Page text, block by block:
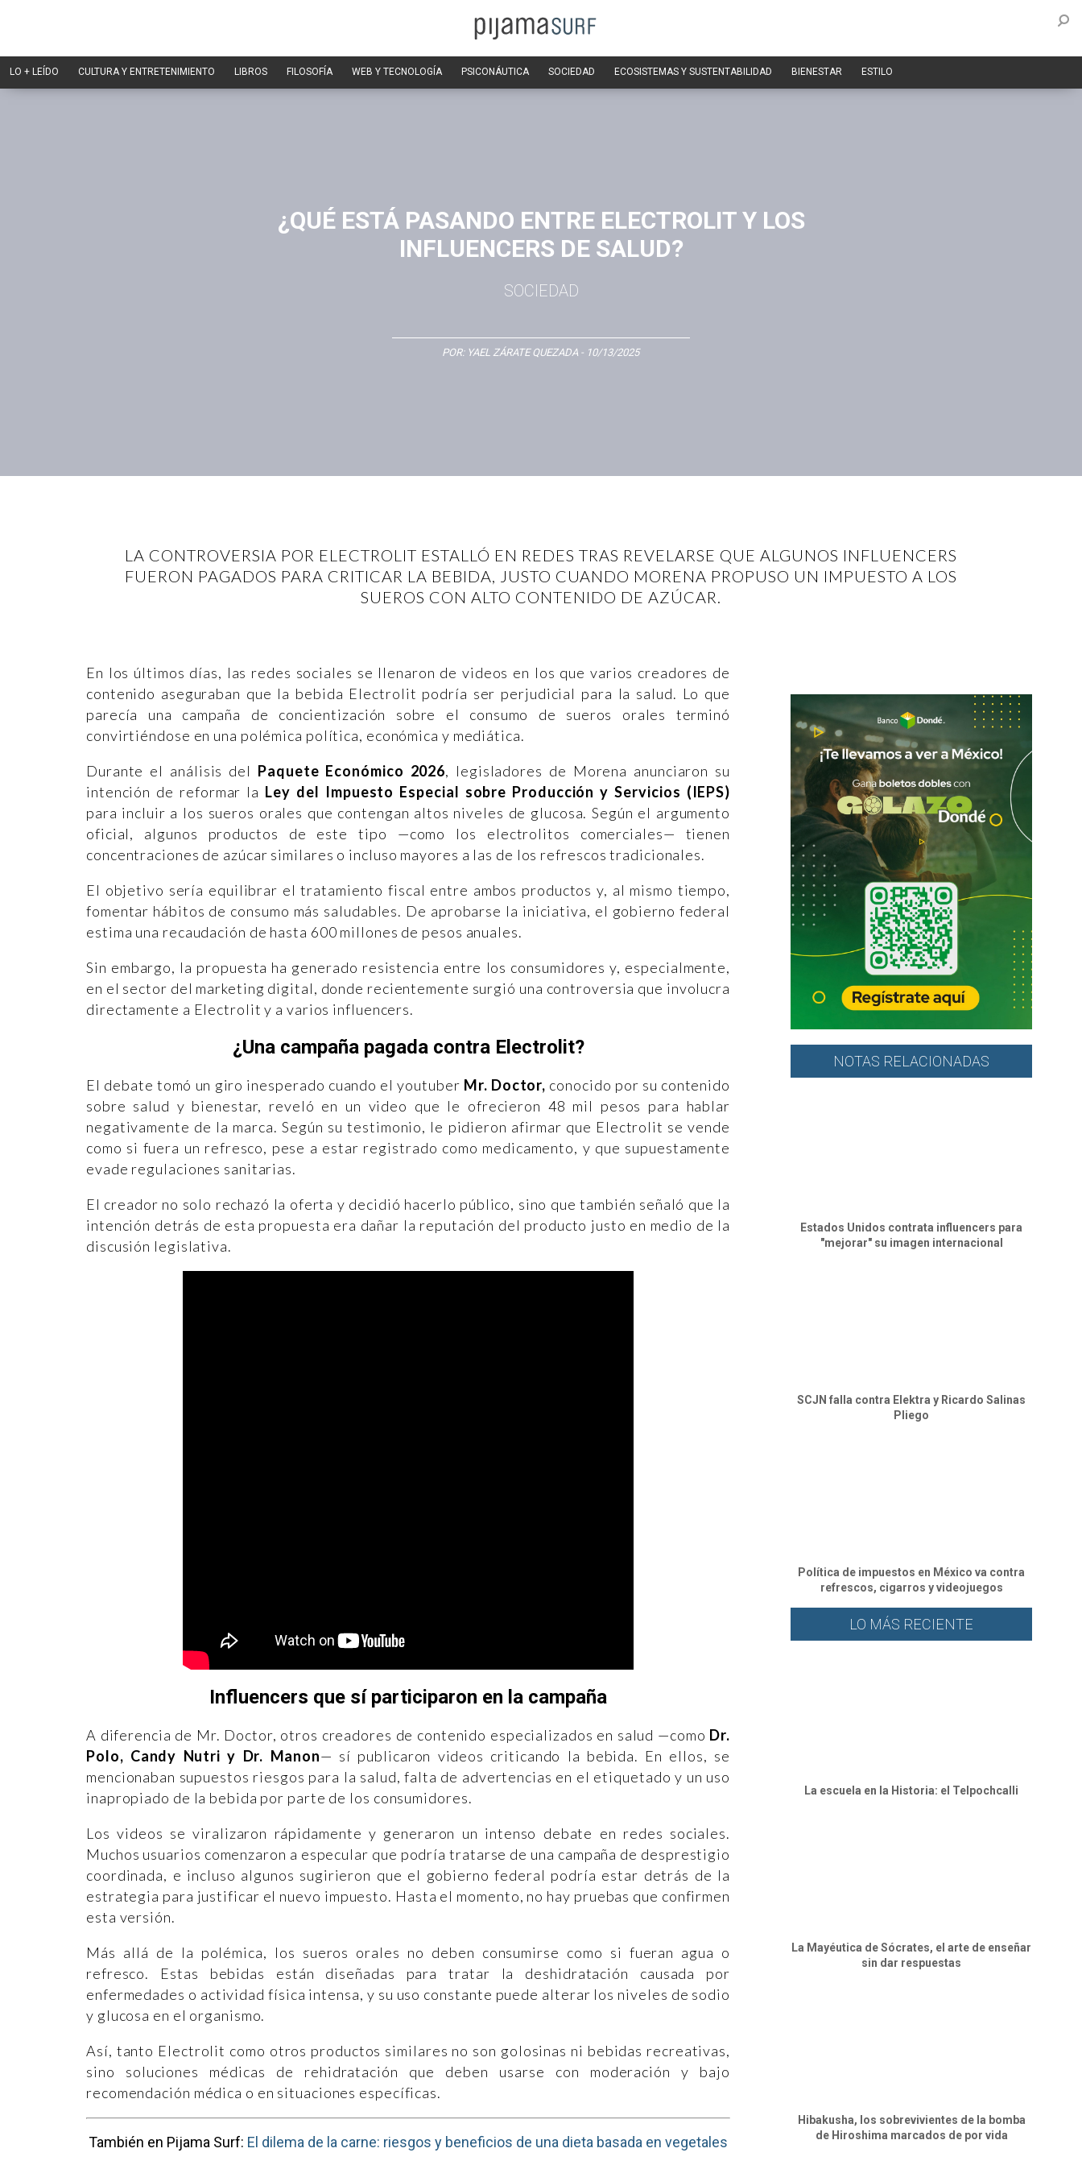
LO + LEÍDO CULTURA Y ENTRETENIMIENTO LIBROS FILOSOFÍA WEB Y TECNOLOGÍA PSICONÁUTICA SOCIEDAD ECOSISTEMAS Y SUSTENTABILIDAD BIENESTAR ESTILO
¿QUÉ ESTÁ PASANDO ENTRE ELECTROLIT Y LOS
INFLUENCERS DE SALUD?
SOCIEDAD
POR: YAEL ZÁRATE QUEZADA - 10/13/2025
LA CONTROVERSIA POR ELECTROLIT ESTALLÓ EN REDES TRAS REVELARSE QUE ALGUNOS INFLUENCERS
FUERON PAGADOS PARA CRITICAR LA BEBIDA, JUSTO CUANDO MORENA PROPUSO UN IMPUESTO A LOS
SUEROS CON ALTO CONTENIDO DE AZÚCAR.
En los últimos días, las redes sociales se llenaron de videos en los que varios creadores de
contenido aseguraban que la bebida Electrolit podría ser perjudicial para la salud. Lo que
parecía una campaña de concientización sobre el consumo de sueros orales terminó
convirtiéndose en una polémica política, económica y mediática.
Durante el análisis del Paquete Económico 2026, legisladores de Morena anunciaron su
intención de reformar la Ley del Impuesto Especial sobre Producción y Servicios (IEPS)
para incluir a los sueros orales que contengan altos niveles de glucosa. Según el argumento
oficial, algunos productos de este tipo —como los electrolitos comerciales— tienen
concentraciones de azúcar similares o incluso mayores a las de los refrescos tradicionales.
El objetivo sería equilibrar el tratamiento fiscal entre ambos productos y, al mismo tiempo,
fomentar hábitos de consumo más saludables. De aprobarse la iniciativa, el gobierno federal
estima una recaudación de hasta 600 millones de pesos anuales.
Sin embargo, la propuesta ha generado resistencia entre los consumidores y, especialmente,
en el sector del marketing digital, donde recientemente surgió una controversia que involucra
directamente a Electrolit y a varios influencers.
¿Una campaña pagada contra Electrolit?
El debate tomó un giro inesperado cuando el youtuber Mr. Doctor, conocido por su contenido
sobre salud y bienestar, reveló en un video que le ofrecieron 48 mil pesos para hablar
negativamente de la marca. Según su testimonio, le pidieron afirmar que Electrolit se vende
como si fuera un refresco, pese a estar registrado como medicamento, y que supuestamente
evade regulaciones sanitarias.
El creador no solo rechazó la oferta y decidió hacerlo público, sino que también señaló que la
intención detrás de esta propuesta era dañar la reputación del producto justo en medio de la
discusión legislativa.
Influencers que sí participaron en la campaña
A diferencia de Mr. Doctor, otros creadores de contenido especializados en salud —como Dr.
Polo, Candy Nutri y Dr. Manon— sí publicaron videos criticando la bebida. En ellos, se
mencionaban supuestos riesgos para la salud, falta de advertencias en el etiquetado y un uso
inapropiado de la bebida por parte de los consumidores.
Los videos se viralizaron rápidamente y generaron un intenso debate en redes sociales.
Muchos usuarios comenzaron a especular que podría tratarse de una campaña de desprestigio
coordinada, e incluso algunos sugirieron que el gobierno federal podría estar detrás de la
estrategia para justificar el nuevo impuesto. Hasta el momento, no hay pruebas que confirmen
esta versión.
Más allá de la polémica, los sueros orales no deben consumirse como si fueran agua o
refresco. Estas bebidas están diseñadas para tratar la deshidratación causada por
enfermedades o actividad física intensa, y su uso constante puede alterar los niveles de sodio
y glucosa en el organismo.
Así, tanto Electrolit como otros productos similares no son golosinas ni bebidas recreativas,
sino soluciones médicas de rehidratación que deben usarse con moderación y bajo
recomendación médica o en situaciones específicas.
También en Pijama Surf: El dilema de la carne: riesgos y beneficios de una dieta basada en vegetales
NOTAS RELACIONADAS
Estados Unidos contrata influencers para
"mejorar" su imagen internacional
SCJN falla contra Elektra y Ricardo Salinas
Pliego
Política de impuestos en México va contra
refrescos, cigarros y videojuegos
LO MÁS RECIENTE
La escuela en la Historia: el Telpochcalli
La Mayéutica de Sócrates, el arte de enseñar
sin dar respuestas
Hibakusha, los sobrevivientes de la bomba
de Hiroshima marcados de por vida